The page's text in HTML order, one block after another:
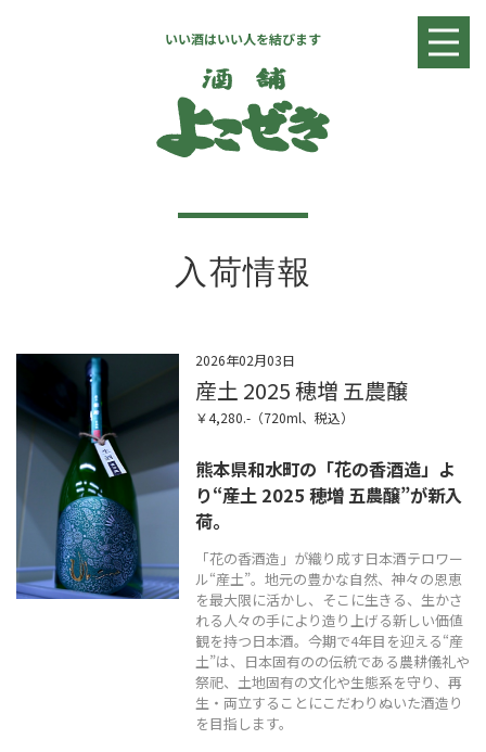
いい酒はいい人を結びます
入荷情報
2026年02月03日
産土 2025 穂増 五農醸
￥4,280.-（720ml、税込）
熊本県和水町の「花の香酒造」よ
り“産土 2025 穂増 五農醸”が新入
荷。
「花の香酒造」が織り成す日本酒テロワー
ル“産土”。地元の豊かな自然、神々の恩恵
を最大限に活かし、そこに生きる、生かさ
れる人々の手により造り上げる新しい価値
観を持つ日本酒。今期で4年目を迎える“産
土”は、日本固有のの伝統である農耕儀礼や
祭祀、土地固有の文化や生態系を守り、再
生・両立することにこだわりぬいた酒造り
を目指します。
日本酒リスト焼酎・リキュールリストワインリスト 店舗情報
全国へ発送致します
TEL 0544-27-5102
火〜土曜日 9:30〜19:00
定休日：日曜日、月曜日